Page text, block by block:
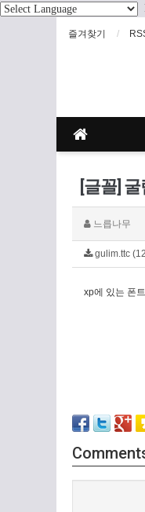
즐겨찾기
[글꼴]
느릅나무
gulim.ttc
xp에 있는 폰트